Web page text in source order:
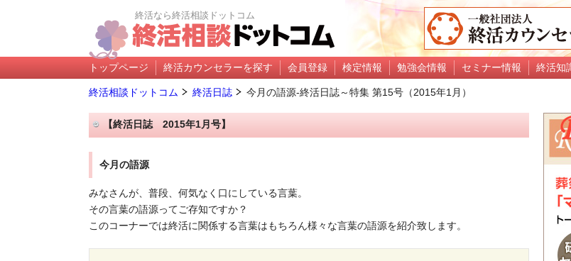
終活なら終活相談ドットコム
トップページ 終活カウンセラーを探す 会員登録 検定情報 勉強会情報 セミナー情報 終活知
終活相談ドットコム 終活日誌 今月の語源-終活日誌～特集 第15号（2015年1月）
【終活日誌 2015年1月号】
今月の語源
みなさんが、普段、何気なく口にしている言葉。
その言葉の語源ってご存知ですか？
このコーナーでは終活に関係する言葉はもちろん様々な言葉の語源を紹介致します。